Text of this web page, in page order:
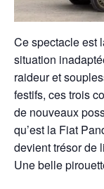
Ce spectacle est
situation
raideur et
festifs, ces trois
de nouveaux
qu’est la Fiat
devient trésor de
Une belle